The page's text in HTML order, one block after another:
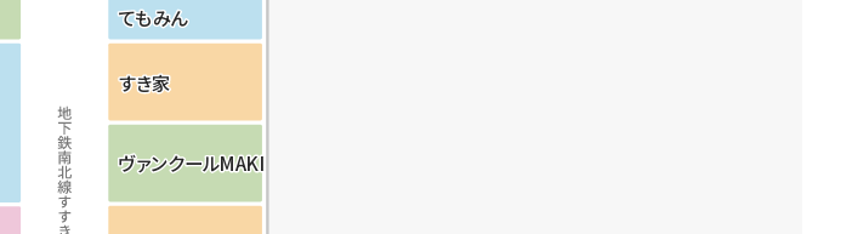
ヴァンクールMAKI
ヴァンクールMAKI
ヴァンクールMAKI
すき家
すき家
すき家
てもみん
てもみん
てもみん